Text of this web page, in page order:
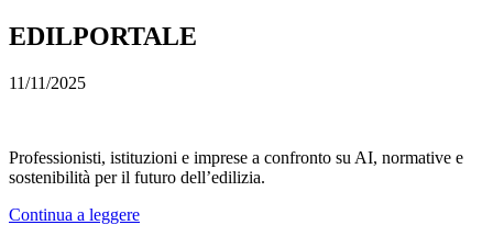
EDILPORTALE
11/11/2025
Professionisti, istituzioni e imprese a confronto su AI, normative e
sostenibilità per il futuro dell’edilizia.
Continua a leggere